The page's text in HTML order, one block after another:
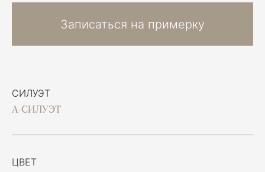
СИЛУЭТ
А-СИЛУЭТ
ЦВЕТ
Записаться на примерку